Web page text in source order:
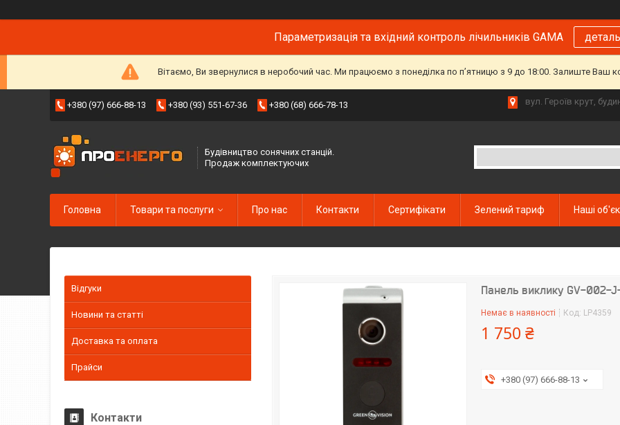
Параметризація та вхідний контроль лічильників GAMA
Вітаємо, Ви звернулися в неробочий час. Ми працюємо з понеділка по пʼятницю з 9 до 18:00. Залиште Ваш
+380 (97) 666-88-13 +380 (93) 551-67-36 +380 (68) 666-78-13 вул. Героїв крут,
Будівництво сонячних станцій.
Продаж комплектуючих
Головна Товари та послуги Про нас Контакти Сертифікати Зелений тариф Наші
Панель виклику GV-002-
Немає в наявності Код: LP4359
1 750 ₴
+380 (97) 666-88-13
Відгуки
Новини та статті
Доставка та оплата
Прайси
Контакти